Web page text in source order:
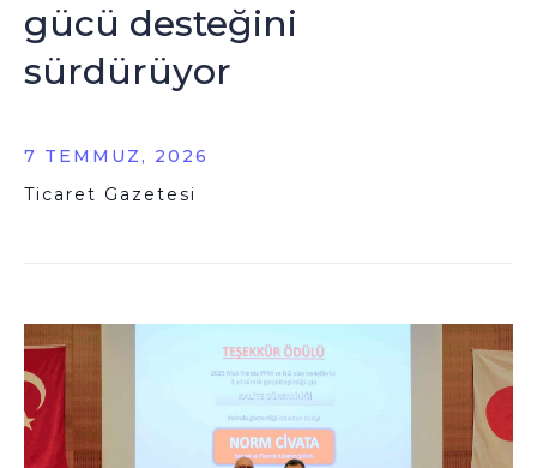
gücü desteğini
sürdürüyor
7 TEMMUZ, 2026
Ticaret Gazetesi